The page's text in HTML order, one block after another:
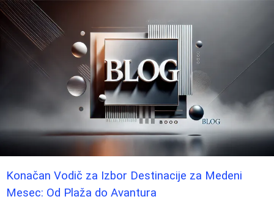
Konačan Vodič za Izbor Destinacije za Medeni
Mesec: Od Plaža do Avantura